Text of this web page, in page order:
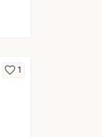
favorite_border1